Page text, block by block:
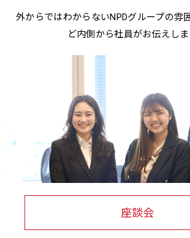
外からではわからないNPDグループの雰
ど内側から社員がお伝えしま
座談会